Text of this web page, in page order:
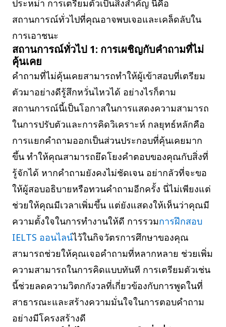
ประหม่า การเตรียมตัวเป็นสิ่งสำคัญ นี่คือ
สถานการณ์ทั่วไปที่คุณอาจพบเจอและเคล็ดลับใน
การเอาชนะ
สถานการณ์ทั่วไป 1: การเผชิญกับคำถามที่ไม่
คุ้นเคย
คำถามที่ไม่คุ้นเคยสามารถทำให้ผู้เข้าสอบที่เตรียม
ตัวมาอย่างดีรู้สึกหวั่นไหวได้ อย่างไรก็ตาม
สถานการณ์นี้เป็นโอกาสในการแสดงความสามารถ
ในการปรับตัวและการคิดวิเคราะห์ กลยุทธ์หลักคือ
การแยกคำถามออกเป็นส่วนประกอบที่คุ้นเคยมาก
ขึ้น ทำให้คุณสามารถยึดโยงคำตอบของคุณกับสิ่งที่
รู้จักได้ หากคำถามยังคงไม่ชัดเจน อย่ากลัวที่จะขอ
ให้ผู้สอบอธิบายหรือทวนคำถามอีกครั้ง นี่ไม่เพียงแต่
ช่วยให้คุณมีเวลาเพิ่มขึ้น แต่ยังแสดงให้เห็นว่าคุณมี
ความตั้งใจในการทำงานให้ดี การรวมการฝึกสอบ
IELTS ออนไลน์ไว้ในกิจวัตรการศึกษาของคุณ
สามารถช่วยให้คุณเจอคำถามที่หลากหลาย ช่วยเพิ่ม
ความสามารถในการคิดแบบทันที การเตรียมตัวเช่น
นี้ช่วยลดความวิตกกังวลที่เกี่ยวข้องกับการพูดในที่
สาธารณะและสร้างความมั่นใจในการตอบคำถาม
อย่างมีโครงสร้างดี